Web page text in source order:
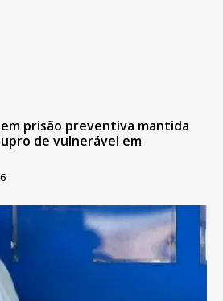
prisão preventiva mantida
de vulnerável em